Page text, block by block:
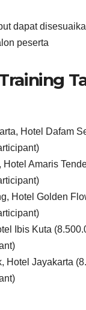
dapat
peserta
Hotel Dafam
Hotel Amaris
Hotel Golden
Ibis Kuta
Hotel Jayakarta